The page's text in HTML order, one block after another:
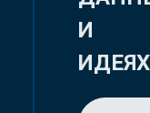
И
ИДЕЯХ